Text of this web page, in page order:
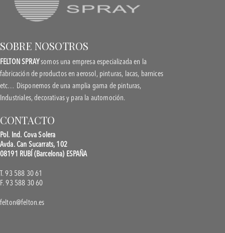
SOBRE NOSOTROS
FELTON SPRAYsomos una empresa especializada en la
fabricación de productos en aerosol, pinturas, lacas, barnices
etc… Disponemos de una amplia gama de pinturas,
Industriales, decorativas y para la automoción.
CONTACTO
Pol. Ind. Cova Solera
Avda. Can Sucarrats, 102
08191 RUBÍ (Barcelona) ESPAÑA
T. 93 588 30 61
F. 93 588 30 60
felton@felton.es